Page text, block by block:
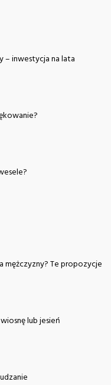
– inwestycja na lata
mężczyzny? Te propozycje
lub jesień